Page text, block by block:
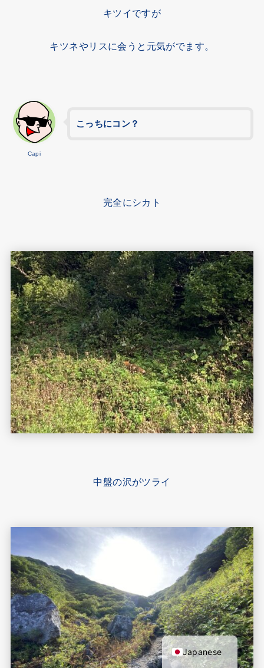
キツイですが
キツネやリスに会うと元気がでます。
Capi
こっちにコン？
完全にシカト
中盤の沢がツライ
Japanese
English